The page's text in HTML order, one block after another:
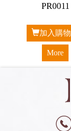
PR0011
加入購
More